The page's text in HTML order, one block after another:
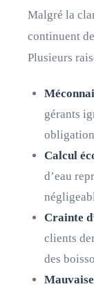
Malgré la
continuent
Plusieurs
gérants
obligation
Calcul
d’eau
Crainte
clients
des